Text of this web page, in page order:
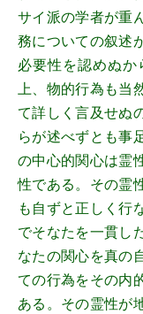
サイ派の学者が重
務についての叙述
必要性を認めぬ
上、物的行為も当
て詳しく言及せぬ
らが述べずとも事
の中心的関心は霊
性である。その霊
も自ずと正しく行
でそなたを一貫し
なたの関心を真の
ての行為をその内
ある。その霊性が